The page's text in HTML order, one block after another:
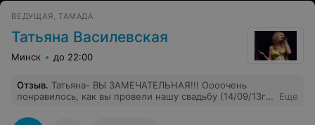
ВЕДУЩАЯ, ТАМАДА
Татьяна Василевская
Минск до 22:00
Отзыв. Татьяна- ВЫ ЗАМЕЧАТЕЛЬНАЯ!!! Оооочень
понравилось, как вы провели нашу свадьбу (14/09/13г),
Знакомым буду обязательно Вас рекомендовать.
Еще